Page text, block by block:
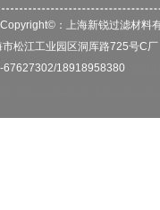
： 上海新锐过滤材料
市松江工业园区洞厍路725号C厂
67627302/18918958380